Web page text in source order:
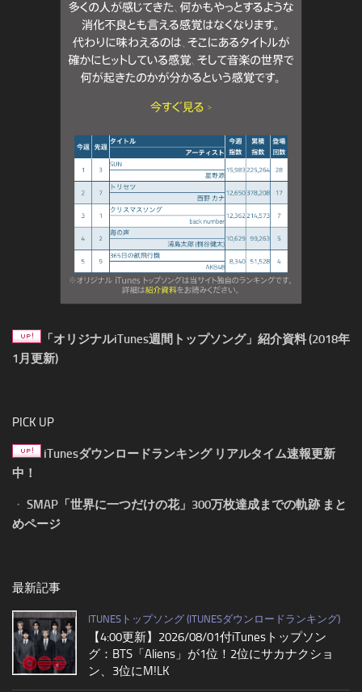
「オリジナルiTunes週間トップソング」紹介資料 (2018年
1月更新)
PICK UP
iTunesダウンロードランキング リアルタイム速報更新
中！
・ SMAP「世界に一つだけの花」300万枚達成までの軌跡 まと
めページ
最新記事
ITUNESトップソング (ITUNESダウンロードランキング)
【4:00更新】2026/08/01付iTunesトップソン
グ：BTS「Aliens」が1位！2位にサカナクショ
ン、3位にM!LK